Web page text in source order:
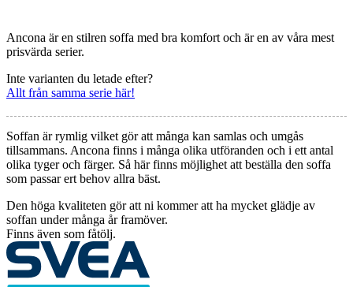
Ancona är en stilren soffa med bra komfort och är en av våra mest
prisvärda serier.
Inte varianten du letade efter?
Allt från samma serie här!
Soffan är rymlig vilket gör att många kan samlas och umgås
tillsammans. Ancona finns i många olika utföranden och i ett antal
olika tyger och färger. Så här finns möjlighet att beställa den soffa
som passar ert behov allra bäst.
Den höga kvaliteten gör att ni kommer att ha mycket glädje av
soffan under många år framöver.
Finns även som fåtölj.